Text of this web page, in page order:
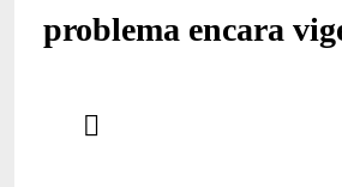
problema encara